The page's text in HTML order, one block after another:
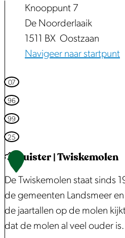
e
r
g
r
o
t
e
a
f
b
e
Knooppunt 7
De Noorderlaaik
1511 BX Oostzaan
Navigeer naar startpunt
07
96
99
25
1 Luister | Twiskemolen
De Twiskemolen staat sinds
de gemeenten Landsmeer
de jaartallen op de molen
dat de molen al veel ouder is.